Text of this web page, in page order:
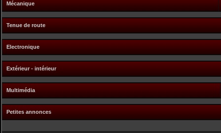
Mécanique
Tenue de route
Electronique
Extérieur - intérieur
Multimédia
Petites annonces